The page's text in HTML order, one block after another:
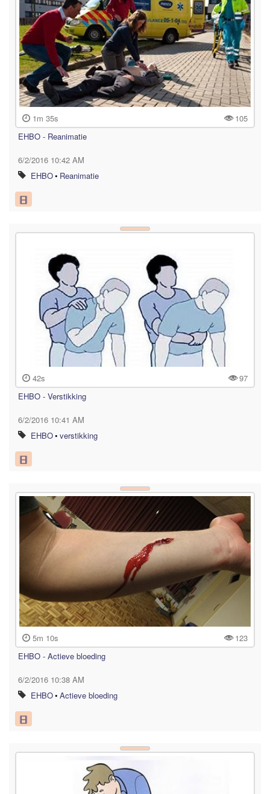
1m 35s
105
EHBO - Reanimatie
6/2/2016 10:42 AM
EHBO• Reanimatie
42s
97
EHBO - Verstikking
6/2/2016 10:41 AM
EHBO• verstikking
5m 10s
123
EHBO - Actieve bloeding
6/2/2016 10:38 AM
EHBO• Actieve bloeding